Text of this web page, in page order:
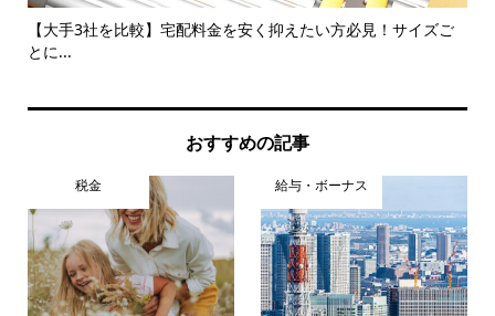
【大手3社を比較】宅配料金を安く抑えたい方必見！サイズご
とに...
おすすめの記事
税金 給与・ボーナス